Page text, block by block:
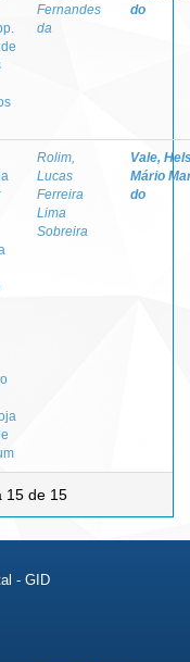
Fernandes
da
do
Rolim,
Lucas
Ferreira
Lima
Sobreira
Vale,
Mário
do
15 de 15
- GID